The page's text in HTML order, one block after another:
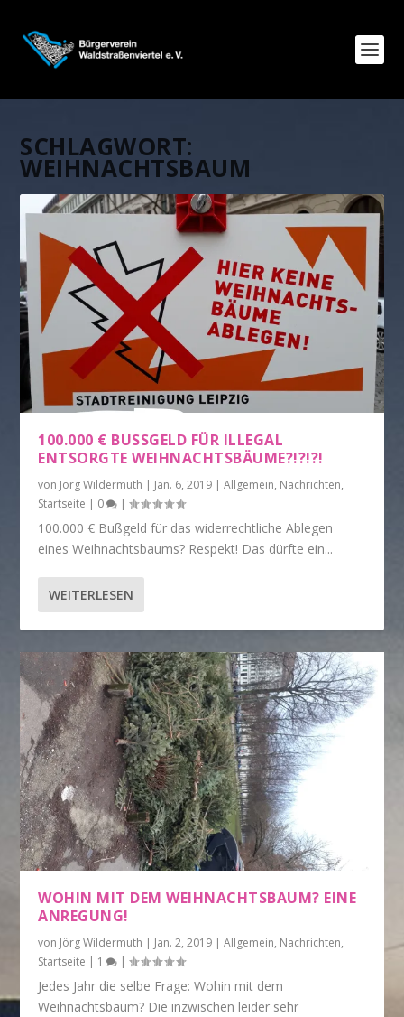
SCHLAGWORT:
WEIHNACHTSBAUM
100.000 € BUSSGELD FÜR ILLEGAL E
NTSORGTE WEIHNACHTSBÄUME?!?!?!
von Jörg Wildermuth | Jan. 6, 2019 |Allgemein, Nachrichten,
Startseite | 0 |
100.000 € Bußgeld für das widerrechtliche Ablegen
eines Weihnachtsbaums? Respekt! Das dürfte ein...
WEITERLESEN
WOHIN MIT DEM WEIHNACHTSBAUM? EINE
ANREGUNG!
von Jörg Wildermuth | Jan. 2, 2019 |Allgemein, Nachrichten,
Startseite | 1 |
Jedes Jahr die selbe Frage: Wohin mit dem
Weihnachtsbaum? Die inzwischen leider sehr